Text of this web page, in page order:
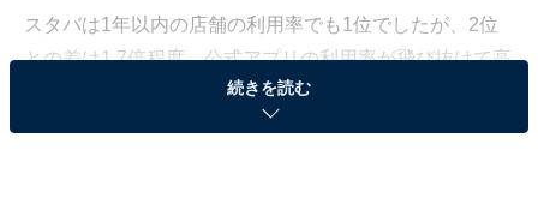
スタバは1年以内の店舗の利用率でも1位でしたが、2位
との差は1.7倍程度。公式アプリの利用率が飛び抜けて高
続きを読む